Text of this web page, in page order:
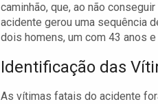
caminhão, que, ao não
acidente gerou uma sequência
dois homens, um com 43 anos
Identificação das
As vítimas fatais do acidente